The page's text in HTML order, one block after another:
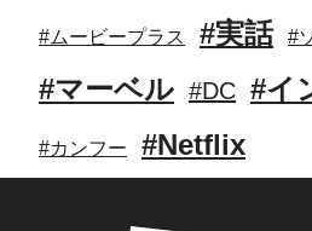
#ムービープラス #実話 #
#マーベル #DC #イ
#カンフー #Netflix